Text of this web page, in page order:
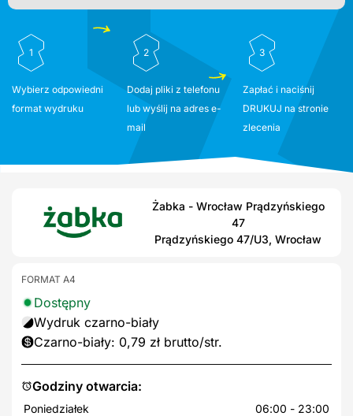
1
Wybierz odpowiedni
format wydruku
2
Dodaj pliki z telefonu
lub wyślij na adres e-
mail
3
Zapłać i naciśnij
DRUKUJ na stronie
zlecenia
Żabka - Wrocław Prądzyńskiego
47
Prądzyńskiego 47/U3, Wrocław
Godziny otwarcia:
Poniedziałek
06:00 - 23:00
FORMAT A4
Dostępny
Wydruk czarno-biały
Czarno-biały: 0,79 zł brutto/str.